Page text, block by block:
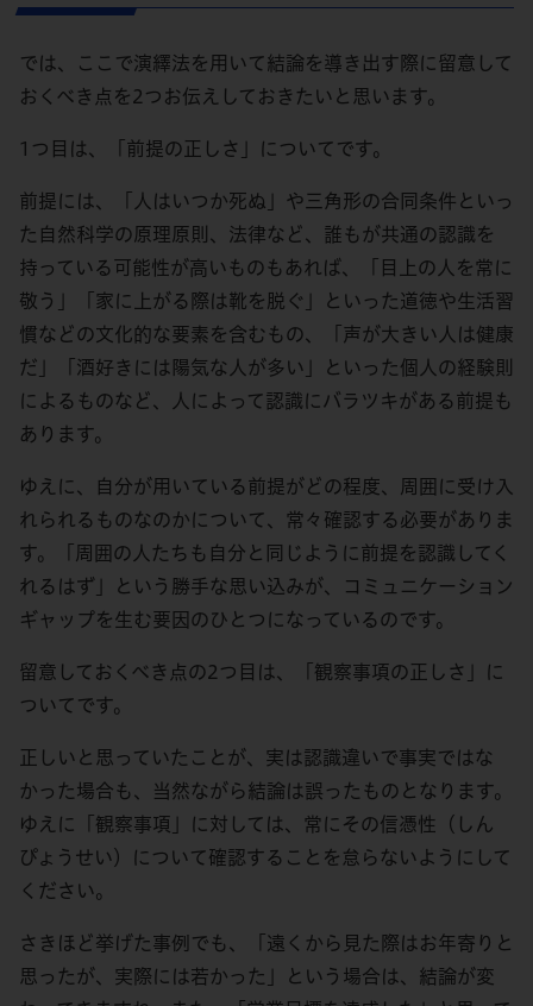
では、ここで演繹法を用いて結論を導き出す際に留意して
おくべき点を2つお伝えしておきたいと思います。
1つ目は、「前提の正しさ」についてです。
前提には、「人はいつか死ぬ」や三角形の合同条件といっ
た自然科学の原理原則、法律など、誰もが共通の認識を
持っている可能性が高いものもあれば、「目上の人を常に
敬う」「家に上がる際は靴を脱ぐ」といった道徳や生活習
慣などの文化的な要素を含むもの、「声が大きい人は健康
だ」「酒好きには陽気な人が多い」といった個人の経験則
によるものなど、人によって認識にバラツキがある前提も
あります。
ゆえに、自分が用いている前提がどの程度、周囲に受け入
れられるものなのかについて、常々確認する必要がありま
す。「周囲の人たちも自分と同じように前提を認識してく
れるはず」という勝手な思い込みが、コミュニケーション
ギャップを生む要因のひとつになっているのです。
留意しておくべき点の2つ目は、「観察事項の正しさ」に
ついてです。
正しいと思っていたことが、実は認識違いで事実ではな
かった場合も、当然ながら結論は誤ったものとなります。
ゆえに「観察事項」に対しては、常にその信憑性（しん
ぴょうせい）について確認することを怠らないようにして
ください。
さきほど挙げた事例でも、「遠くから見た際はお年寄りと
思ったが、実際には若かった」という場合は、結論が変